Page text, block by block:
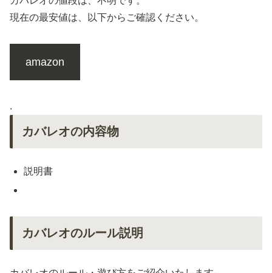
現在の最安値は、以下からご確認ください。
amazon
.
カバレオの内容物
説明書
カバレオのルール説明